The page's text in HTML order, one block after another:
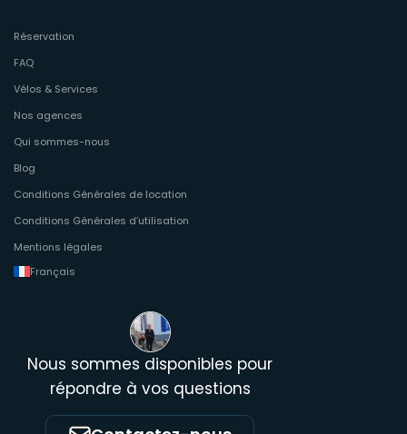
Réservation
FAQ
Vélos & Services
Nos agences
Qui sommes-nous
Blog
Conditions Générales de location
Conditions Générales d’utilisation
Mentions légales
Français
Nous sommes disponibles pour
répondre à vos questions